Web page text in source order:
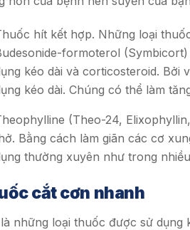
hít kết hợp. Những loại
formoterol
kéo dài và corticosteroid.
kéo dài. Chúng có thể làm
(Theo-24,
Bằng cách làm giãn các cơ
thường xuyên như trong
cắt cơn nhanh
những loại thuốc được sử dụng